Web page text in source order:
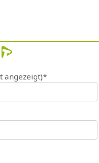
angezeigt)*